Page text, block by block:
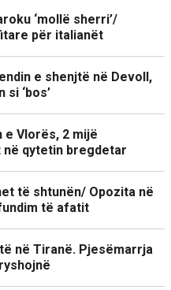
‘mollë sherri’/
për italianët
e shenjtë në Devoll,
‘bos’
e Vlorës, 2 mijë
qytetin bregdetar
të shtunën/ Opozita në
të afatit
në Tiranë. Pjesëmarrja